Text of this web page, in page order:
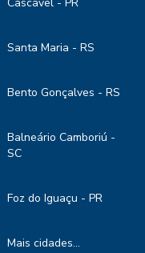
Cascavel - PR
Santa Maria - RS
Bento Gonçalves - RS
Balneário Camboriú -
SC
Foz do Iguaçu - PR
Mais cidades...